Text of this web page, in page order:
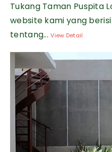
Tukang Taman Puspita
website kami yang
tentang...View Detail